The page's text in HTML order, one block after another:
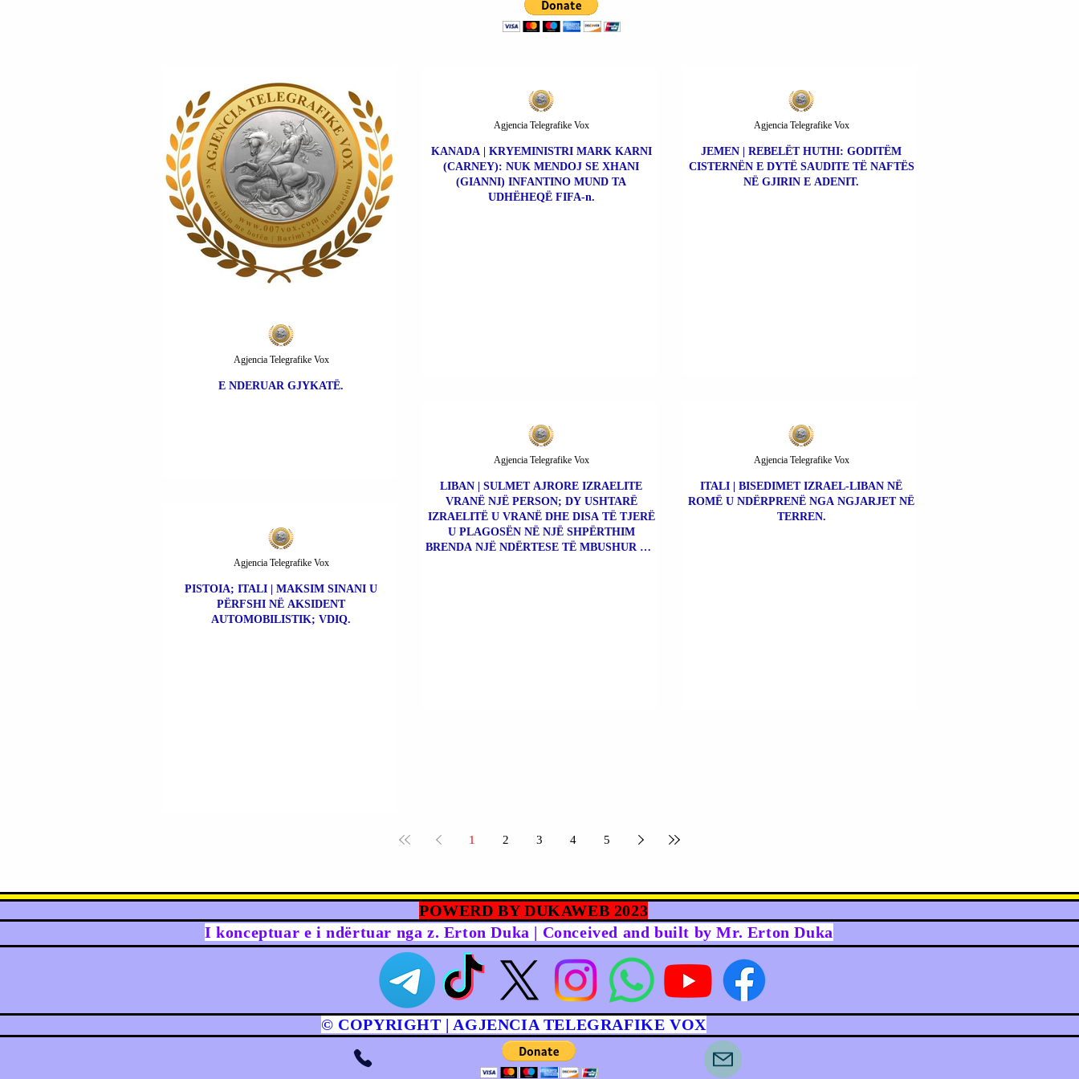
E NDERUAR GJYKATË.
Agjencia Telegrafike Vox
KANADA | KRYEMINISTRI MARK KARNI
(CARNEY): NUK MENDOJ SE XHANI
(GIANNI) INFANTINO MUND TA
UDHËHEQË FIFA-n.
Agjencia Telegrafike Vox
JEMEN | REBELËT HUTHI: GODITËM
CISTERNËN E DYTË SAUDITE TË NAFTËS
NË GJIRIN E ADENIT.
Agjencia Telegrafike Vox
PISTOIA; ITALI | MAKSIM SINANI U
PËRFSHI NË AKSIDENT
AUTOMOBILISTIK; VDIQ.
Agjencia Telegrafike Vox
LIBAN | SULMET AJRORE IZRAELITE
VRANË NJË PERSON; DY USHTARË
IZRAELITË U VRANË DHE DISA TË TJERË
U PLAGOSËN NË NJË SHPËRTHIM
BRENDA NJË NDËRTESE TË MBUSHUR ME
Agjencia Telegrafike Vox
ITALI | BISEDIMET IZRAEL-LIBAN NË
ROMË U NDËRPRENË NGA NGJARJET NË
TERREN.
Agjencia Telegrafike Vox
1 2 3 4 5
POWERD BY DUKAWEB 2023
I konceptuar e i ndërtuar nga z. Erton Duka | Conceived and built by Mr. Erton Duka
© COPYRIGHT | AGJENCIA TELEGRAFIKE VOX